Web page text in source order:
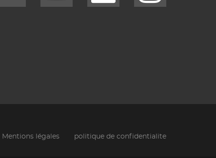
Mentions légales politique de confidentialite